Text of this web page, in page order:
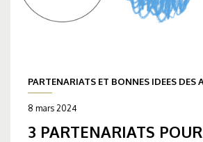
PARTENARIATS ET BONNES IDEES DES
8 mars 2024
3 PARTENARIATS